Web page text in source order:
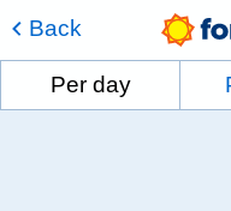
Back
Per day